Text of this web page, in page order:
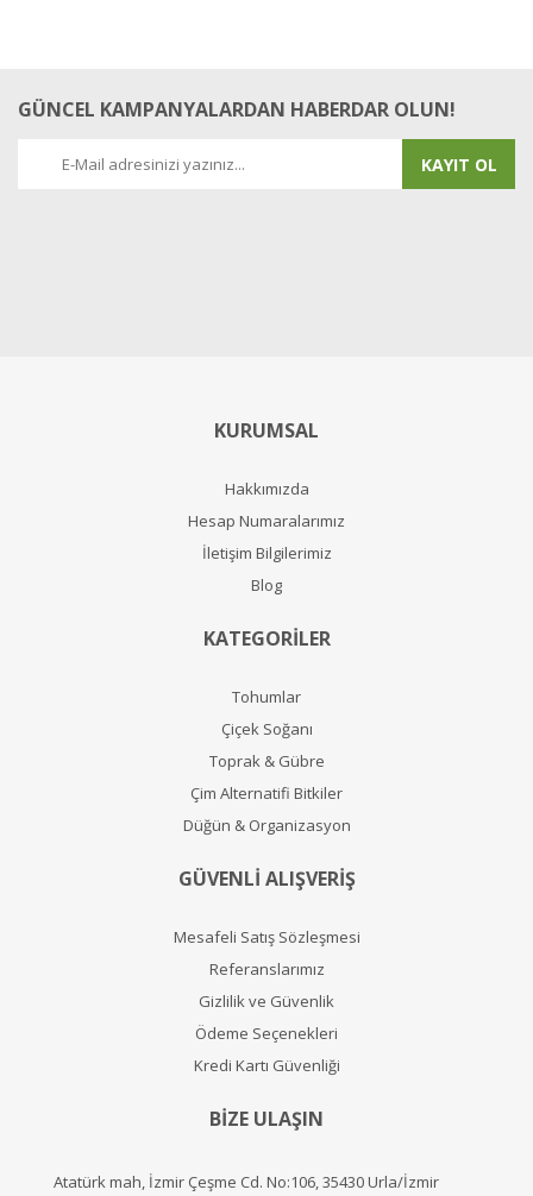
GÜNCEL KAMPANYALARDAN HABERDAR OLUN!
KAYIT OL
KURUMSAL
Hakkımızda
Hesap Numaralarımız
İletişim Bilgilerimiz
Blog
KATEGORİLER
Tohumlar
Çiçek Soğanı
Toprak & Gübre
Çim Alternatifi Bitkiler
Düğün & Organizasyon
GÜVENLİ ALIŞVERİŞ
Mesafeli Satış Sözleşmesi
Referanslarımız
Gizlilik ve Güvenlik
Ödeme Seçenekleri
Kredi Kartı Güvenliği
BİZE ULAŞIN
Atatürk mah, İzmir Çeşme Cd. No:106, 35430 Urla/İzmir